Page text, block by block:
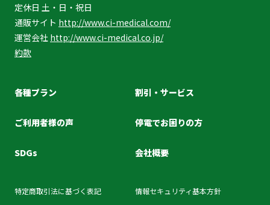
定休日 土・日・祝日
通販サイト http://www.ci-medical.com/
運営会社 http://www.ci-medical.co.jp/
約款
各種プラン 割引・サービス
ご利用者様の声 停電でお困りの方
SDGs 会社概要
特定商取引法に基づく表記
情報セキュリティ基本方針